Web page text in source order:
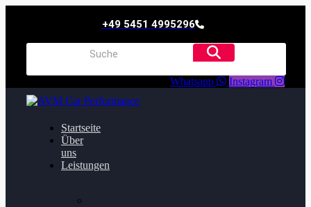
+49 5451 4995296
Whatsapp Instagram
Startseite
Über
uns
Leistungen